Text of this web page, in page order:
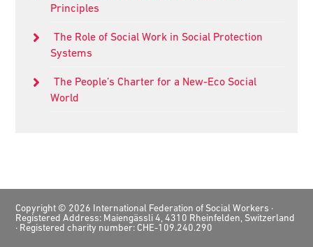
Principles
The Role of Social Work in Social Protection
Systems
The People’s Charter for a New-Eco Social
World
Footer
Copyright © 2026 International Federation of Social Workers ·
Registered Address: Maiengässli 4, 4310 Rheinfelden, Switzerland
· Registered charity number: CHE-109.240.290